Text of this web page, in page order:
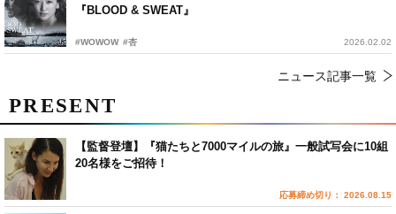
『BLOOD & SWEAT』
#WOWOW #杏 2026.02.02
ニュース記事一覧
PRESENT
【監督登壇】『猫たちと7000マイルの旅』一般試写会に10組
20名様をご招待！
応募締め切り： 2026.08.15